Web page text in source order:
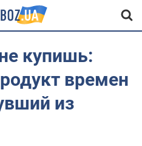
купишь:
времен
из